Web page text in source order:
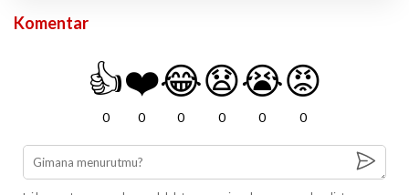
Komentar
👍
0
❤️
0
😂
0
😧
0
😭
0
😡
0